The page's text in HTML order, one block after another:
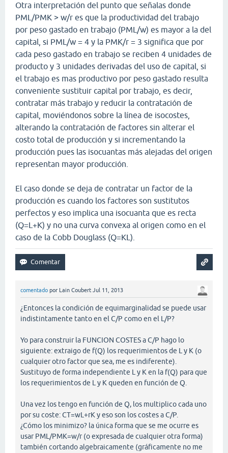
Otra interpretación del punto que señalas donde
PML/PMK > w/r es que la productividad del trabajo
por peso gastado en trabajo (PML/w) es mayor a la del
capital, si PML/w = 4 y la PMK/r = 3 significa que por
cada peso gastado en trabajo se reciben 4 unidades de
producto y 3 unidades derivadas del uso de capital, si
el trabajo es mas productivo por peso gastado resulta
conveniente sustituir capital por trabajo, es decir,
contratar más trabajo y reducir la contratación de
capital, moviéndonos sobre la línea de isocostes,
alterando la contratación de factores sin alterar el
costo total de producción y si incrementando la
producción pues las isocuantas más alejadas del origen
representan mayor producción.
El caso donde se deja de contratar un factor de la
producción es cuando los factores son sustitutos
perfectos y eso implica una isocuanta que es recta
(Q=L+K) y no una curva convexa al origen como en el
caso de la Cobb Douglass (Q=KL).
comentado por Lain Coubert Jul 11, 2013
¿Entonces la condición de equimarginalidad se puede usar
indistintamente tanto en el C/P como en el L/P?
Yo para construir la FUNCION COSTES a C/P hago lo
siguiente: extraigo de f(Q) los requerimientos de L y K (o
cualquier otro factor que sea, me es indiferente).
Sustituyo de forma independiente L y K en la f(Q) para que
los requerimientos de L y K queden en función de Q.
Una vez los tengo en función de Q, los multiplico cada uno
por su coste: CT=wL+rK y eso son los costes a C/P.
¿Cómo los minimizo? la única forma que se me ocurre es
usar PML/PMK=w/r (o expresada de cualquier otra forma)
también cortando algebraicamente (gráficamente no me